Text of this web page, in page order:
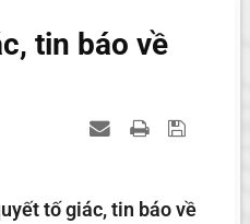
tin báo về
tố giác, tin báo về